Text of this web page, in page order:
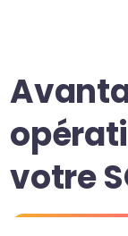
votre